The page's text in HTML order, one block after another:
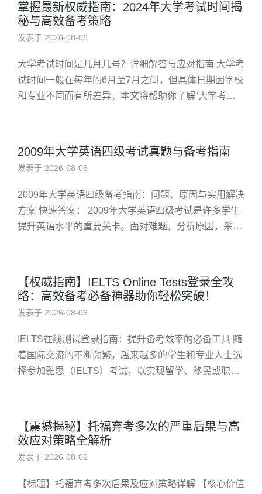
掌握最新权威指南：2024年大学考试时间揭
秘与高效备考策略
发表于 2026-08-06
大学考试时间是几月几号？详细解答与应对指南 大学考
试时间一般在每年的6月至7月之间，但具体日期因学校
和专业不同而有所差异。本文将帮助你了解“大学考试
2009年大学英语四级考试真题与备考指南
发表于 2026-08-06
2009年大学英语四级备考指南：问题、原因与实用解决
方案 快速答案： 2009年大学英语四级考试是许多学生
提升英语水平的重要关卡。面对难题，分析原因，采取
【权威指南】IELTS Online Tests登录全攻
略：高效备考必备神器助你轻松突破！
发表于 2026-08-06
IELTS在线测试登录指南：提升备考效率的必备工具 随
着国际交流的不断频繁，越来越多的学生和专业人士选
择参加雅思（IELTS）考试，以实现留学、移民或职业
【震撼揭秘】托福弃考多次的严重后果与高
效应对策略全解析
发表于 2026-08-06
【标题】托福弃考多次后果及应对策略详解 【核心价值